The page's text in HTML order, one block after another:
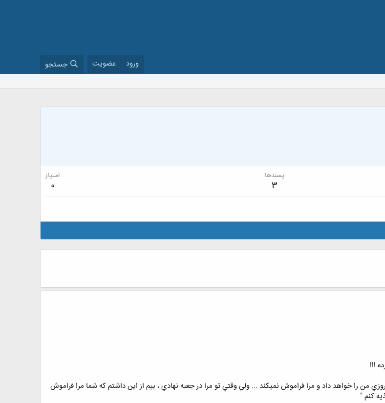
ورود عضویت جستجو
پسندها
3
امتیاز
0
!!!
ﻣﻦ ﺭﺍ ﺧﻮﺍﻫﺪ ﺩﺍﺩ ﻭ ﻣﺮﺍ ﻓﺮﺍﻣﻮﺵ ﻧﻤﻴﻜﻨﺪ ... ﻭﻟﻲ ﻭﻗﺘﻲ ﺗﻮ ﻣﺮﺍ ﺩﺭ ﺟﻌﺒﻪ ﻧﻬﺎﺩﻱ ، ﺑﻴﻢ ﺍﺯ ﺍﻳﻦ ﺩﺍﺷﺘﻢ ﻛﻪ ﺷﻤﺎ ﻣﺮﺍ ﻓﺮﺍﻣﻮﺵ
ﻛﻨﻢ "